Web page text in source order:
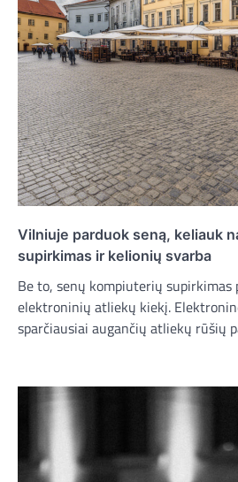
Vilniuje parduok seną, keliauk
supirkimas ir kelionių svarba
Be to, senų kompiuterių supirkimas
elektroninių atliekų kiekį.
sparčiausiai augančių atliekų rūšių